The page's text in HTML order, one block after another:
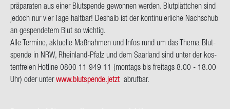
prä­pa­ra­ten aus einer Blut­spen­de ge­won­nen wer­den. Blut­plätt­chen sind
je­doch nur vier Tage halt­bar! Des­halb ist der kon­ti­nu­ier­li­che Nach­schub
an ge­spen­de­tem Blut so wich­tig.
Alle Ter­mi­ne, ak­tu­el­le Maß­nah­men und Infos rund um das Thema Blut­
spen­de in NRW, Rheinland-​Pfalz und dem Saar­land sind unter der kos­
ten­frei­en Hot­line 0800 11 949 11 (mon­tags bis frei­tags 8.00 - 18.00
Uhr) oder unterwww.blut­spen­de.jetzt ab­ruf­bar.